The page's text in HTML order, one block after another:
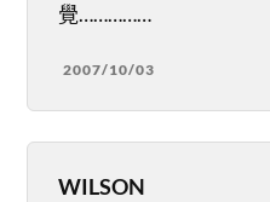
覺……………
2007/10/03
WILSON